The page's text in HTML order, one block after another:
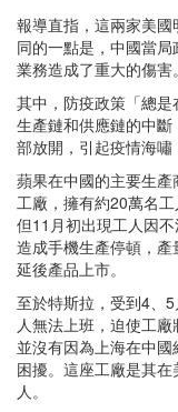
報導直指，這兩家美
同的一點是，中國當
業務造成了重大的傷害。
其中，防疫政策「總
生產鏈和供應鏈的中
部放開，引起疫情海嘯
蘋果在中國的主要生
工廠，擁有約20萬名
但11月初出現工人因
造成手機生產停頓，產
延後產品上市。
至於特斯拉，受到4、
人無法上班，迫使工
並沒有因為上海在中
困擾。這座工廠是其
人。